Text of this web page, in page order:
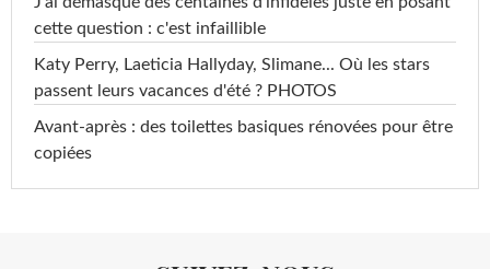
cette question : c'est infaillible
Katy Perry, Laeticia Hallyday, Slimane... Où les stars
passent leurs vacances d'été ? PHOTOS
Avant-après : des toilettes basiques rénovées pour être
copiées